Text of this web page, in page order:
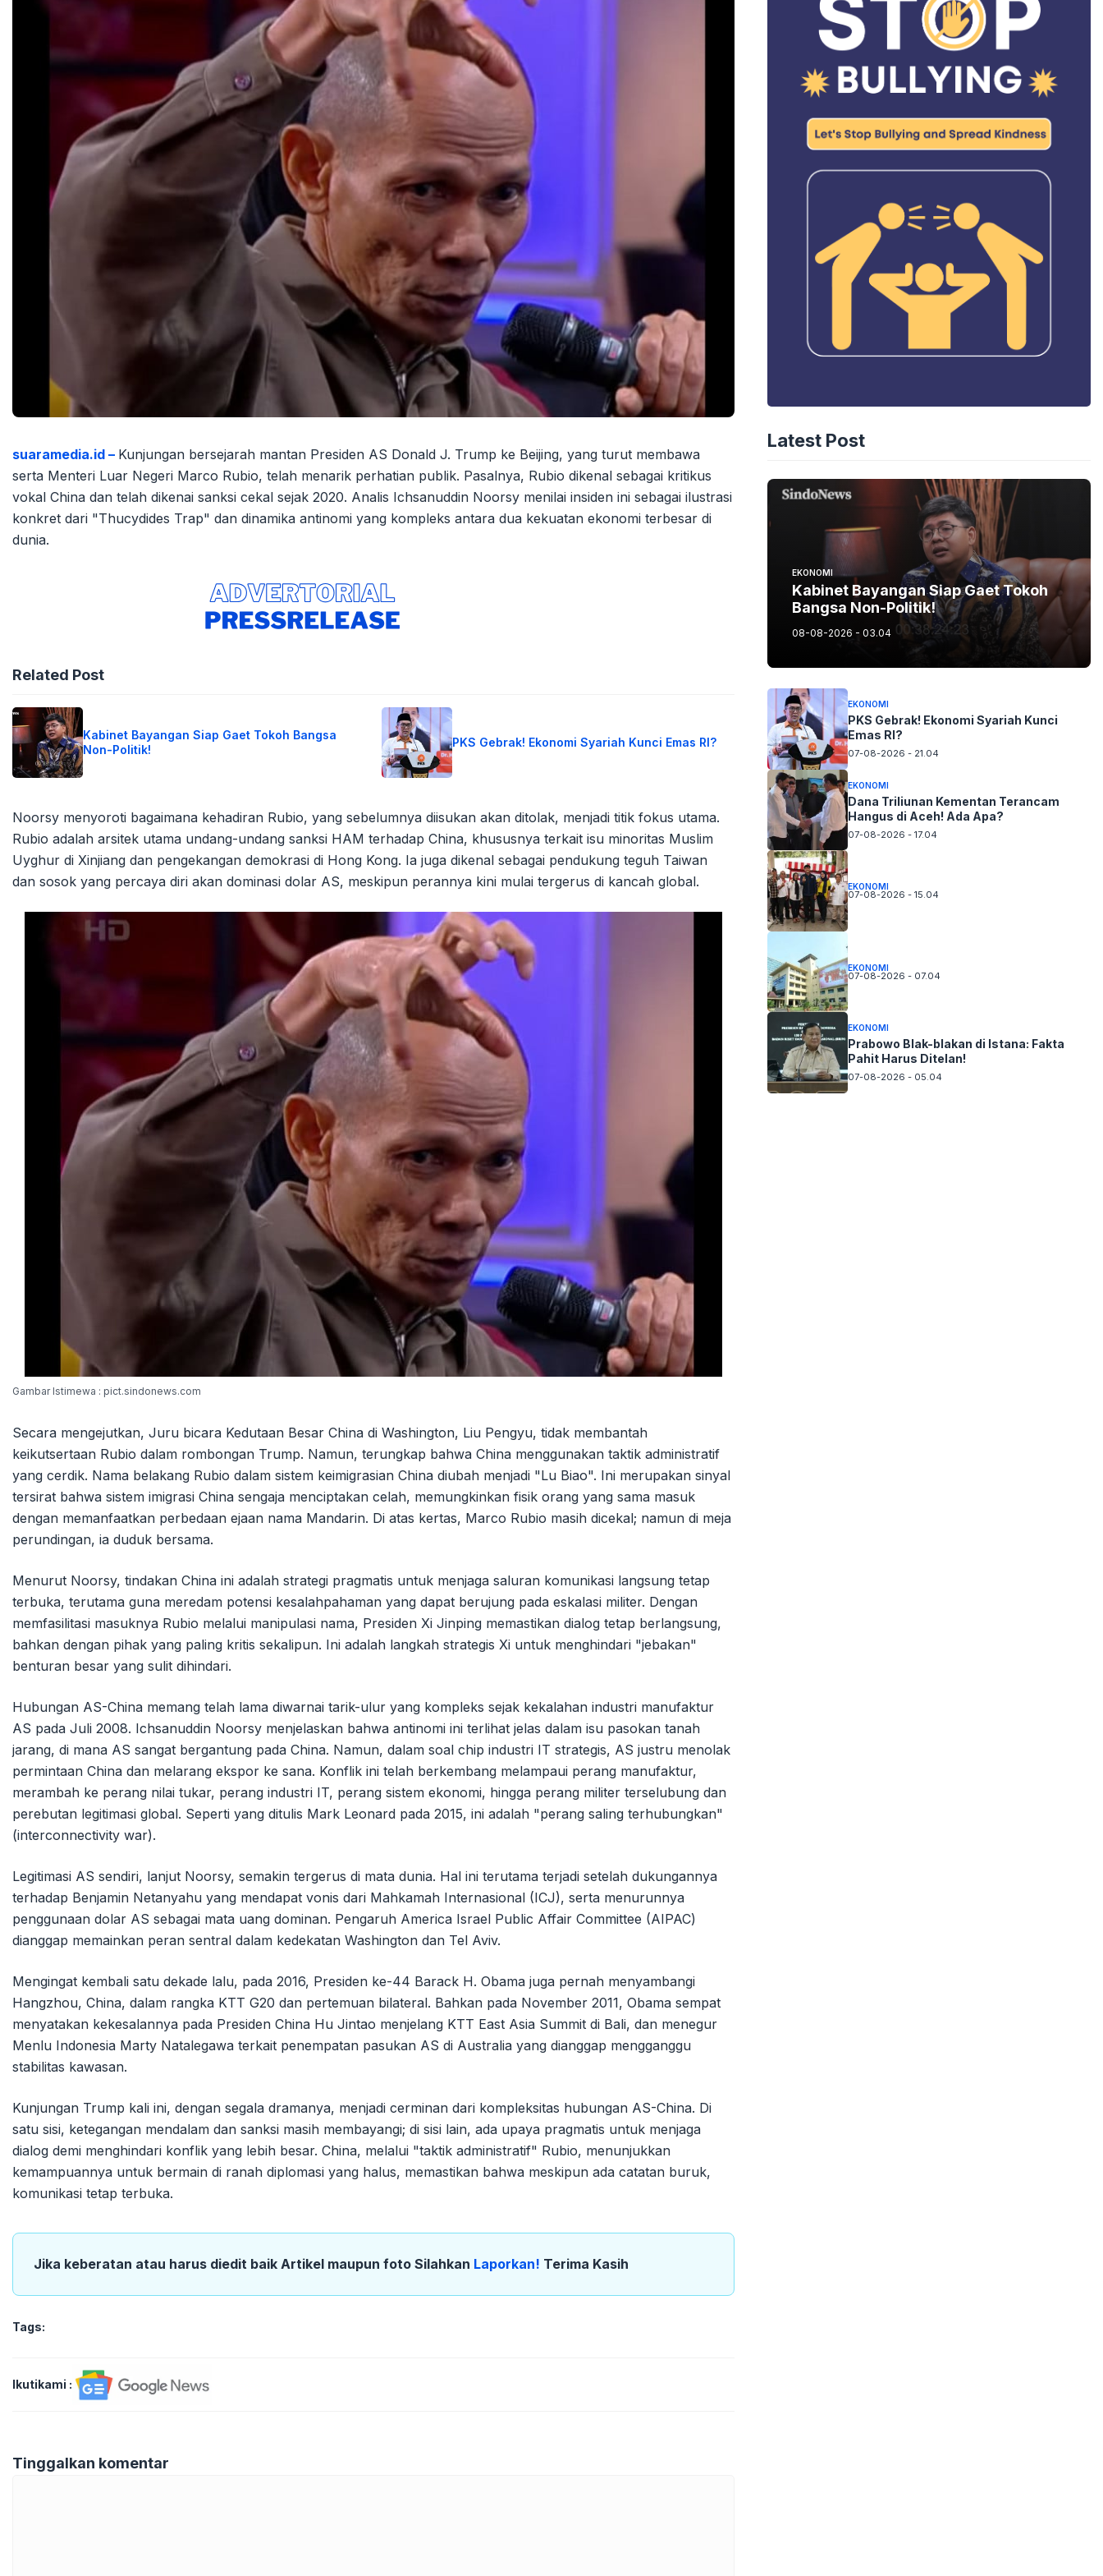
suaramedia.id – Kunjungan bersejarah mantan Presiden AS Donald J. Trump ke Beijing, yang turut membawa
serta Menteri Luar Negeri Marco Rubio, telah menarik perhatian publik. Pasalnya, Rubio dikenal sebagai kritikus
vokal China dan telah dikenai sanksi cekal sejak 2020. Analis Ichsanuddin Noorsy menilai insiden ini sebagai ilustrasi
konkret dari "Thucydides Trap" dan dinamika antinomi yang kompleks antara dua kekuatan ekonomi terbesar di
dunia.
Related Post
Kabinet Bayangan Siap Gaet Tokoh Bangsa
Non-Politik!
PKS Gebrak! Ekonomi Syariah Kunci Emas RI?
Noorsy menyoroti bagaimana kehadiran Rubio, yang sebelumnya diisukan akan ditolak, menjadi titik fokus utama.
Rubio adalah arsitek utama undang-undang sanksi HAM terhadap China, khususnya terkait isu minoritas Muslim
Uyghur di Xinjiang dan pengekangan demokrasi di Hong Kong. Ia juga dikenal sebagai pendukung teguh Taiwan
dan sosok yang percaya diri akan dominasi dolar AS, meskipun perannya kini mulai tergerus di kancah global.
Gambar Istimewa : pict.sindonews.com
Secara mengejutkan, Juru bicara Kedutaan Besar China di Washington, Liu Pengyu, tidak membantah
keikutsertaan Rubio dalam rombongan Trump. Namun, terungkap bahwa China menggunakan taktik administratif
yang cerdik. Nama belakang Rubio dalam sistem keimigrasian China diubah menjadi "Lu Biao". Ini merupakan sinyal
tersirat bahwa sistem imigrasi China sengaja menciptakan celah, memungkinkan fisik orang yang sama masuk
dengan memanfaatkan perbedaan ejaan nama Mandarin. Di atas kertas, Marco Rubio masih dicekal; namun di meja
perundingan, ia duduk bersama.
Menurut Noorsy, tindakan China ini adalah strategi pragmatis untuk menjaga saluran komunikasi langsung tetap
terbuka, terutama guna meredam potensi kesalahpahaman yang dapat berujung pada eskalasi militer. Dengan
memfasilitasi masuknya Rubio melalui manipulasi nama, Presiden Xi Jinping memastikan dialog tetap berlangsung,
bahkan dengan pihak yang paling kritis sekalipun. Ini adalah langkah strategis Xi untuk menghindari "jebakan"
benturan besar yang sulit dihindari.
Hubungan AS-China memang telah lama diwarnai tarik-ulur yang kompleks sejak kekalahan industri manufaktur
AS pada Juli 2008. Ichsanuddin Noorsy menjelaskan bahwa antinomi ini terlihat jelas dalam isu pasokan tanah
jarang, di mana AS sangat bergantung pada China. Namun, dalam soal chip industri IT strategis, AS justru menolak
permintaan China dan melarang ekspor ke sana. Konflik ini telah berkembang melampaui perang manufaktur,
merambah ke perang nilai tukar, perang industri IT, perang sistem ekonomi, hingga perang militer terselubung dan
perebutan legitimasi global. Seperti yang ditulis Mark Leonard pada 2015, ini adalah "perang saling terhubungkan"
(interconnectivity war).
Legitimasi AS sendiri, lanjut Noorsy, semakin tergerus di mata dunia. Hal ini terutama terjadi setelah dukungannya
terhadap Benjamin Netanyahu yang mendapat vonis dari Mahkamah Internasional (ICJ), serta menurunnya
penggunaan dolar AS sebagai mata uang dominan. Pengaruh America Israel Public Affair Committee (AIPAC)
dianggap memainkan peran sentral dalam kedekatan Washington dan Tel Aviv.
Mengingat kembali satu dekade lalu, pada 2016, Presiden ke-44 Barack H. Obama juga pernah menyambangi
Hangzhou, China, dalam rangka KTT G20 dan pertemuan bilateral. Bahkan pada November 2011, Obama sempat
menyatakan kekesalannya pada Presiden China Hu Jintao menjelang KTT East Asia Summit di Bali, dan menegur
Menlu Indonesia Marty Natalegawa terkait penempatan pasukan AS di Australia yang dianggap mengganggu
stabilitas kawasan.
Kunjungan Trump kali ini, dengan segala dramanya, menjadi cerminan dari kompleksitas hubungan AS-China. Di
satu sisi, ketegangan mendalam dan sanksi masih membayangi; di sisi lain, ada upaya pragmatis untuk menjaga
dialog demi menghindari konflik yang lebih besar. China, melalui "taktik administratif" Rubio, menunjukkan
kemampuannya untuk bermain di ranah diplomasi yang halus, memastikan bahwa meskipun ada catatan buruk,
komunikasi tetap terbuka.
Jika keberatan atau harus diedit baik Artikel maupun foto Silahkan Laporkan! Terima Kasih
Tags:
Ikutikami :
Tinggalkan komentar
Latest Post
EKONOMI
Kabinet Bayangan Siap Gaet Tokoh
Bangsa Non-Politik!
08-08-2026 - 03.04
EKONOMI
PKS Gebrak! Ekonomi Syariah Kunci
Emas RI?
07-08-2026 - 21.04
EKONOMI
Dana Triliunan Kementan Terancam
Hangus di Aceh! Ada Apa?
07-08-2026 - 17.04
EKONOMI
07-08-2026 - 15.04
EKONOMI
07-08-2026 - 07.04
EKONOMI
Prabowo Blak-blakan di Istana: Fakta
Pahit Harus Ditelan!
07-08-2026 - 05.04